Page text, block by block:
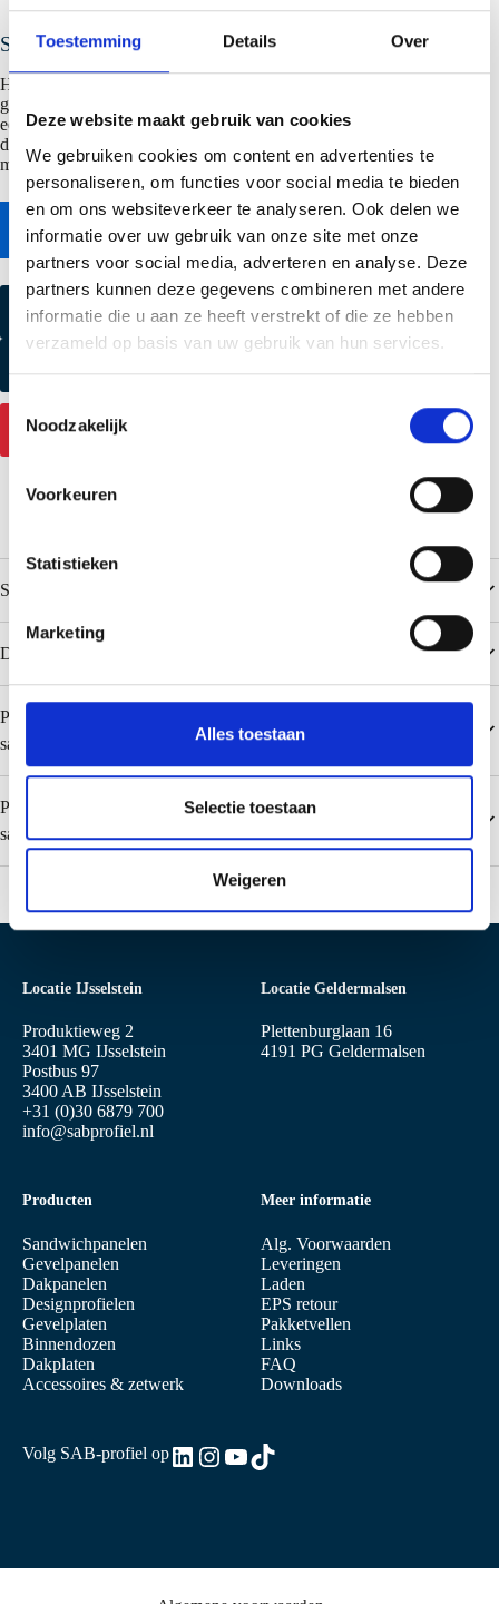
Toestemming Details Over
Deze website maakt gebruik van cookies
We gebruiken cookies om content en advertenties te
personaliseren, om functies voor social media te bieden
en om ons websiteverkeer te analyseren. Ook delen we
informatie over uw gebruik van onze site met onze
partners voor social media, adverteren en analyse. Deze
partners kunnen deze gegevens combineren met andere
informatie die u aan ze heeft verstrekt of die ze hebben
verzameld op basis van uw gebruik van hun services.
T
e
m
m
n
s
e
l
e
c
Noodzakelijk
Voorkeuren
Statistieken
Marketing
Alles toestaan
Selectie toestaan
Weigeren
SAB-Tribune 22/500 – 22/1000
Het potdekselprofiel, ook wel rabatprofiel, is een veel gevraagd
gevelprofiel. Ook prima bruikbaar voor toepassing in de boeirand van
een woning. Beschikbaar in 2 werkbreedte varianten 0,5 en 1,0 meter,
die ook gecombineerd kunnen worden. Voor inspiratie en alle
mogelijkheden download de SAB Designprofielen brochure.
Naar online bestekservice
Kleurmonster aanvragen
Contact
Specificaties
Downloads
Populaire kleuren Colorcoat SDP 50 (0,50 mm alleen voor
sandwichpanelen)
Populaire kleuren Colorcoat Prisma (0,50 mm alleen voor
sandwichpanelen)
Locatie IJsselstein
Produktieweg 2
3401 MG IJsselstein
Postbus 97
3400 AB IJsselstein
+31 (0)30 6879 700
info@sabprofiel.nl
Producten
Sandwichpanelen
Gevelpanelen
Dakpanelen
Designprofielen
Gevelplaten
Binnendozen
Dakplaten
Accessoires & zetwerk
Meer informatie
Alg. Voorwaarden
Leveringen
Laden
EPS retour
Pakketvellen
Links
FAQ
Downloads
Locatie Geldermalsen
Plettenburglaan 16
4191 PG Geldermalsen
Volg SAB-profiel opLinkedIn
Instagram
YouTube
TikTok